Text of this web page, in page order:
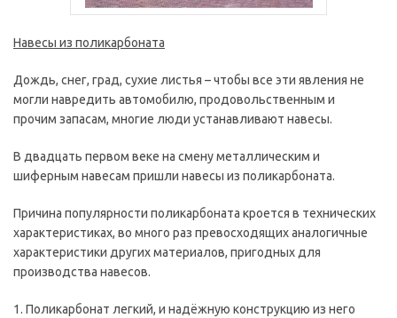
Навесы из поликарбоната
Дождь, снег, град, сухие листья – чтобы все эти явления не
могли навредить автомобилю, продовольственным и
прочим запасам, многие люди устанавливают навесы.
В двадцать первом веке на смену металлическим и
шиферным навесам пришли навесы из поликарбоната.
Причина популярности поликарбоната кроется в технических
характеристиках, во много раз превосходящих аналогичные
характеристики других материалов, пригодных для
производства навесов.
1. Поликарбонат легкий, и надёжную конструкцию из него